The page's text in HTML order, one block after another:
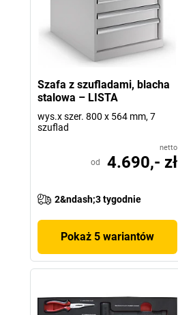
Szafa z szufladami, blacha
stalowa – LISTA
wys.x szer. 800 x 564 mm, 7
szuflad
netto
od 4.690,- zł
2&ndash;3 tygodnie
Pokaż 5 wariantów